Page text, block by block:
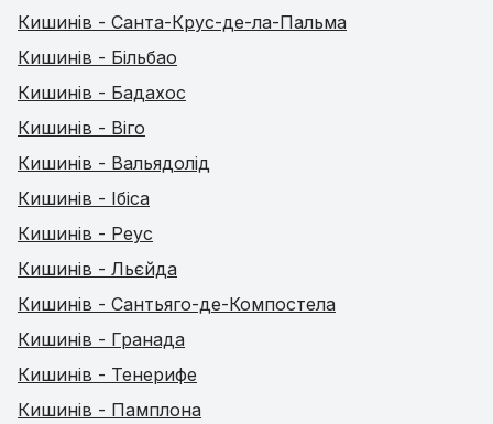
Кишинів - Санта-Крус-де-ла-Пальма
Кишинів - Більбао
Кишинів - Бадахос
Кишинів - Віго
Кишинів - Вальядолід
Кишинів - Ібіса
Кишинів - Реус
Кишинів - Льєйда
Кишинів - Сантьяго-де-Компостела
Кишинів - Гранада
Кишинів - Тенерифе
Кишинів - Памплона